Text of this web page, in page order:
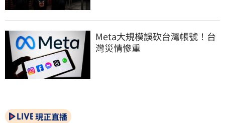
Meta大規模誤砍台灣帳號！台
灣災情慘重
現正直播